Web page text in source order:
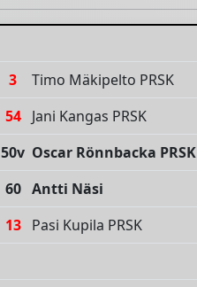
3 Timo Mäkipelto PRSK
54 Jani Kangas PRSK
50v Oscar Rönnbacka PRSK
60 Antti Näsi
13 Pasi Kupila PRSK